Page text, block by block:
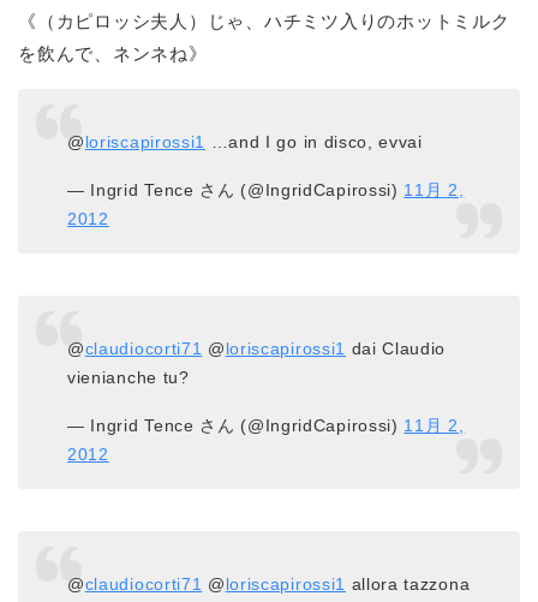
《（カピロッシ夫人）じゃ、ハチミツ入りのホットミルク
を飲んで、ネンネね》
@ loriscapirossi1 …and I go in disco, evvai
— Ingrid Tence さん (@IngridCapirossi) 11月 2,
2012
@claudiocorti71 @ loriscapirossi1 dai Claudio
vienianche tu?
— Ingrid Tence さん (@IngridCapirossi) 11月 2,
2012
@claudiocorti71 @ loriscapirossi1 allora tazzona